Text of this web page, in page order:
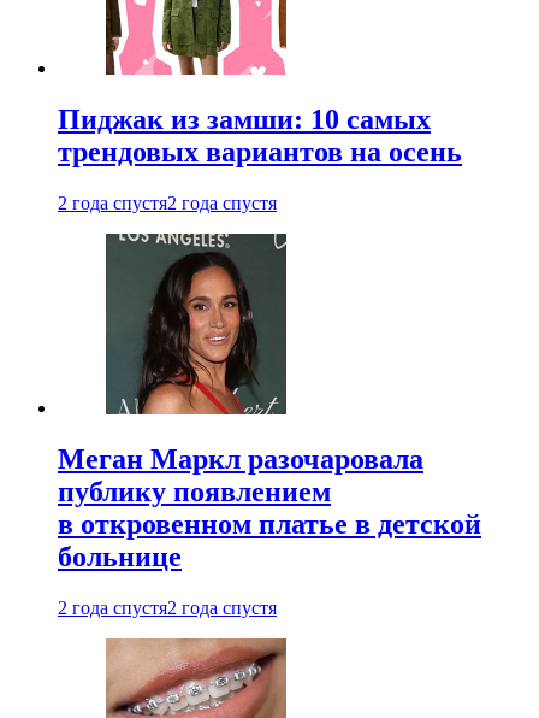
Пиджак из замши: 10 самых
трендовых вариантов на осень
2 года спустя2 года спустя
Меган Маркл разочаровала
публику появлением
в откровенном платье в детской
больнице
2 года спустя2 года спустя